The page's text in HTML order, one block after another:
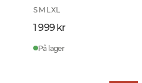
S M L XL
1 999 kr
På lager